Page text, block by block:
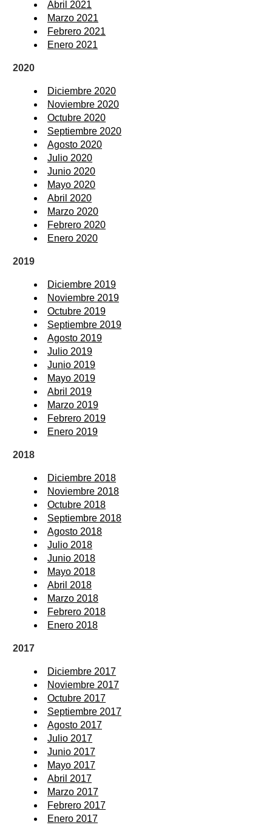
Abril 2021
Marzo 2021
Febrero 2021
Enero 2021
2020
Diciembre 2020
Noviembre 2020
Octubre 2020
Septiembre 2020
Agosto 2020
Julio 2020
Junio 2020
Mayo 2020
Abril 2020
Marzo 2020
Febrero 2020
Enero 2020
2019
Diciembre 2019
Noviembre 2019
Octubre 2019
Septiembre 2019
Agosto 2019
Julio 2019
Junio 2019
Mayo 2019
Abril 2019
Marzo 2019
Febrero 2019
Enero 2019
2018
Diciembre 2018
Noviembre 2018
Octubre 2018
Septiembre 2018
Agosto 2018
Julio 2018
Junio 2018
Mayo 2018
Abril 2018
Marzo 2018
Febrero 2018
Enero 2018
2017
Diciembre 2017
Noviembre 2017
Octubre 2017
Septiembre 2017
Agosto 2017
Julio 2017
Junio 2017
Mayo 2017
Abril 2017
Marzo 2017
Febrero 2017
Enero 2017